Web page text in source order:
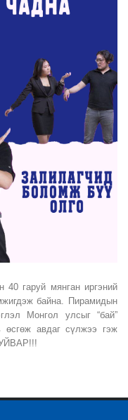
40 гаруй мянган иргэний
байна. Пирамидын
Монгол улсыг “бай”
өсгөж авдаг сүлжээ гэж